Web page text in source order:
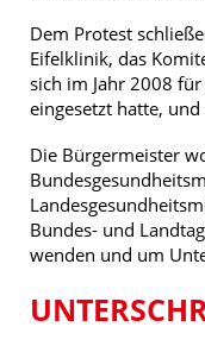
Dem Protest
Eifelklinik, das
sich im Jahr 2008
eingesetzt hatte,
Die Bürgermeister
Bundes- und
wenden und um